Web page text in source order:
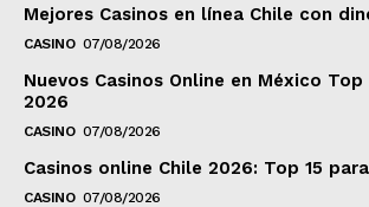
Mejores Casinos en línea Chile con
CASINO 07/08/2026
Nuevos Casinos Online en México
2026
CASINO 07/08/2026
Casinos online Chile 2026: Top 15
CASINO 07/08/2026